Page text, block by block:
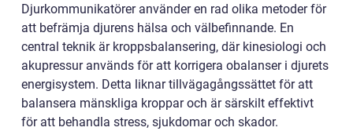
Djurkommunikatörer använder en rad olika metoder för
att befrämja djurens hälsa och välbefinnande. En
central teknik är kroppsbalansering, där kinesiologi och
akupressur används för att korrigera obalanser i djurets
energisystem. Detta liknar tillvägagångssättet för att
balansera mänskliga kroppar och är särskilt effektivt
för att behandla stress, sjukdomar och skador.